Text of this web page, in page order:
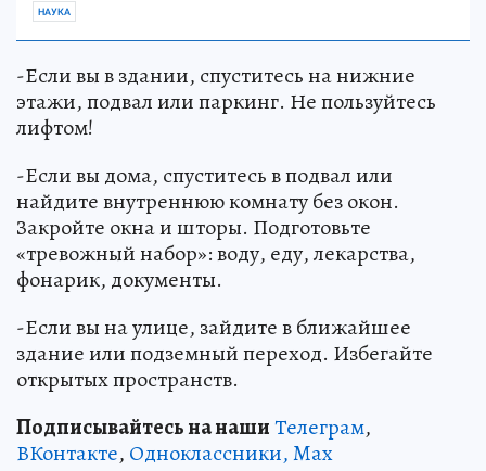
НАУКА
-Если вы в здании, спуститесь на нижние
этажи, подвал или паркинг. Не пользуйтесь
лифтом!
-Если вы дома, спуститесь в подвал или
найдите внутреннюю комнату без окон.
Закройте окна и шторы. Подготовьте
«тревожный набор»: воду, еду, лекарства,
фонарик, документы.
-Если вы на улице, зайдите в ближайшее
здание или подземный переход. Избегайте
открытых пространств.
Подписывайтесь на нашиТелеграм,
ВКонтакте, Одноклассники,Max